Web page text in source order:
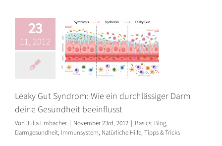
23
11, 2012
Basics
Darmgesundheit
Immunsystem Natürliche
Hilfe Tipps & Tricks
Leaky Gut Syndrom: Wie ein durchlässiger Darm
deine Gesundheit beeinflusst
Von Julia Embacher | November 23rd, 2012 | Basics, Blog,
Darmgesundheit, Immunsystem, Natürliche Hilfe, Tipps & Tricks